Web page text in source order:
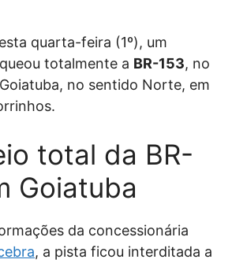
quarta-feira (1º), um
totalmente a BR-153, no
no sentido Norte, em
total da BR-
Goiatuba
da concessionária
, a pista ficou interditada a